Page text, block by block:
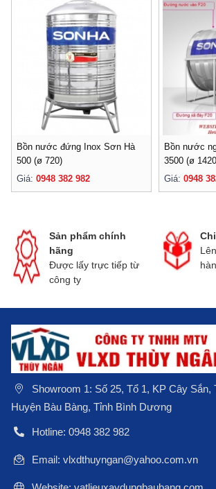
Bồn nước đứng Inox Sơn Hà
500 (ø 720)
Giá: 0948 382 982
Bồn nước
3500 (ø
Giá: 0948
Chiết khấu cao
hàng
Showroom 1: Số 25, Tổ 1, KP Cây Sắn,
Huyện Bàu Bàng, Tỉnh Bình Dương
Hotline: 0948 382 982
Email: vlxdthuyngan@yahoo.com.vn